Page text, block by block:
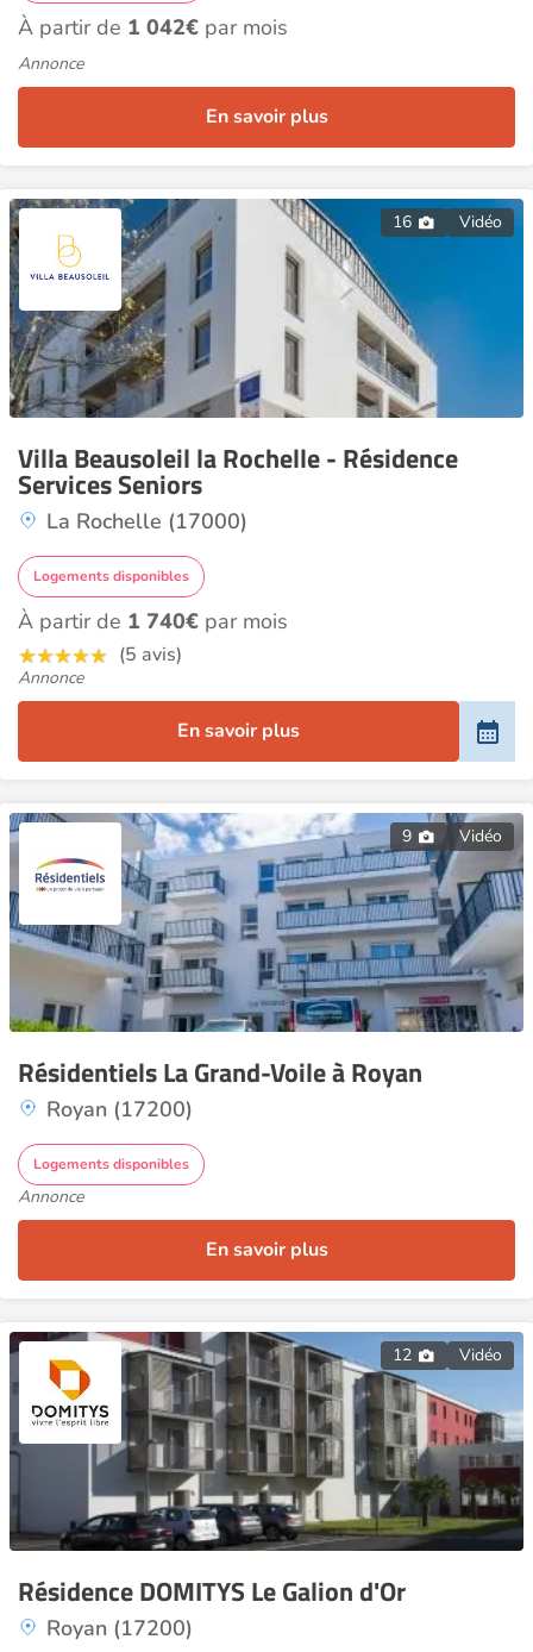
À partir de 1 042€ par mois
Annonce
En savoir plus
16 Vidéo
Villa Beausoleil la Rochelle - Résidence
Services Seniors
La Rochelle (17000)
Logements disponibles
À partir de 1 740€ par mois
(5 avis)
Annonce
En savoir plus
9 Vidéo
Résidentiels La Grand-Voile à Royan
Royan (17200)
Logements disponibles
Annonce
En savoir plus
12 Vidéo
Résidence DOMITYS Le Galion d'Or
Royan (17200)